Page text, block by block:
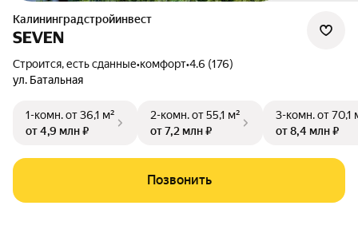
Калининградстройинвест
SEVEN
Строится, есть сданные•комфорт•4.6 (176)
ул. Батальная
1-комн.от 36,1 м²
от 4,9 млн ₽
2-комн.от 55,1 м²
от 7,2 млн ₽
3-комн.от 70,1
от 8,4 млн ₽
Позвонить